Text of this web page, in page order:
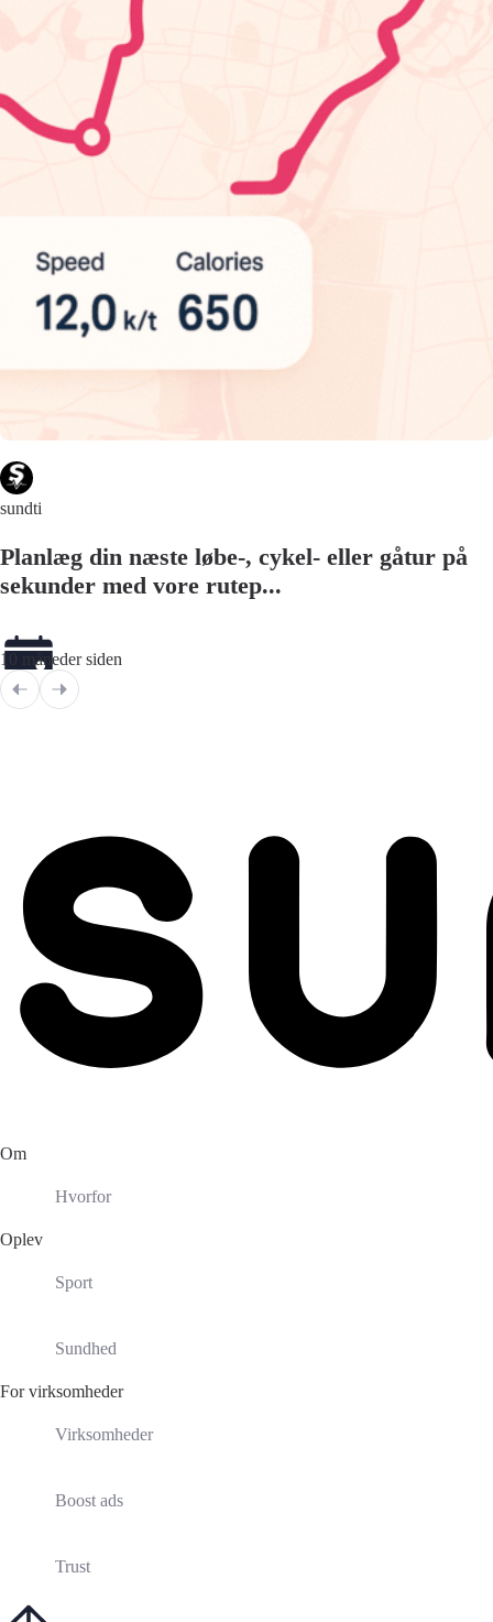
sundti
Planlæg din næste løbe-, cykel- eller gåtur på
sekunder med vore rutep...
10 måneder siden
Om
Hvorfor
Oplev
Sport
Sundhed
For virksomheder
Virksomheder
Boost ads
Trust